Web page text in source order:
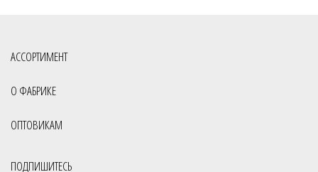
АССОРТИМЕНТ
О ФАБРИКЕ
ОПТОВИКАМ
ПОДПИШИТЕСЬ